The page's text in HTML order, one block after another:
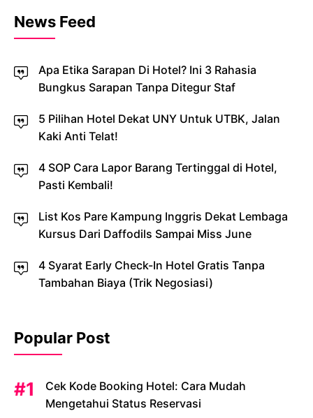
News Feed
Apa Etika Sarapan Di Hotel? Ini 3 Rahasia
Bungkus Sarapan Tanpa Ditegur Staf
5 Pilihan Hotel Dekat UNY Untuk UTBK, Jalan
Kaki Anti Telat!
4 SOP Cara Lapor Barang Tertinggal di Hotel,
Pasti Kembali!
List Kos Pare Kampung Inggris Dekat Lembaga
Kursus Dari Daffodils Sampai Miss June
4 Syarat Early Check-In Hotel Gratis Tanpa
Tambahan Biaya (Trik Negosiasi)
Popular Post
Cek Kode Booking Hotel: Cara Mudah
Mengetahui Status Reservasi